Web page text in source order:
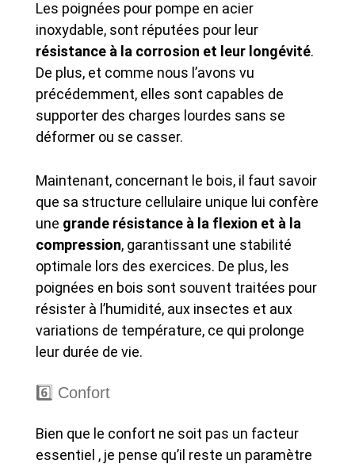
Les poignées pour pompe en acier
inoxydable, sont réputées pour leur
résistance à la corrosion et leur longévité.
De plus, et comme nous l’avons vu
précédemment, elles sont capables de
supporter des charges lourdes sans se
déformer ou se casser.
Maintenant, concernant le bois, il faut savoir
que sa structure cellulaire unique lui confère
une grande résistance à la flexion et à la
compression, garantissant une stabilité
optimale lors des exercices. De plus, les
poignées en bois sont souvent traitées pour
résister à l’humidité, aux insectes et aux
variations de température, ce qui prolonge
leur durée de vie.
6️⃣ Confort
Bien que le confort ne soit pas un facteur
essentiel , je pense qu’il reste un paramètre